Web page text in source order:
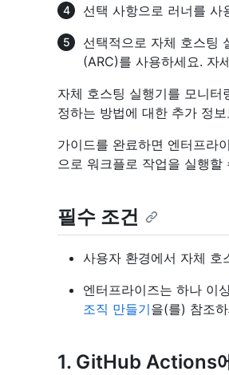
선택 사항으로 러너를 사
선택적으로 자체 호스팅
(ARC)를 사용하세요. 자
자체 호스팅 실행기를 모니
정하는 방법에 대한 추가 정
가이드를 완료하면 엔터프라
으로 워크플로 작업을 실행할
필수 조건
사용자 환경에서 자체 호
엔터프라이즈는 하나 이
조직 만들기을(를) 참조
1. GitHub Actions